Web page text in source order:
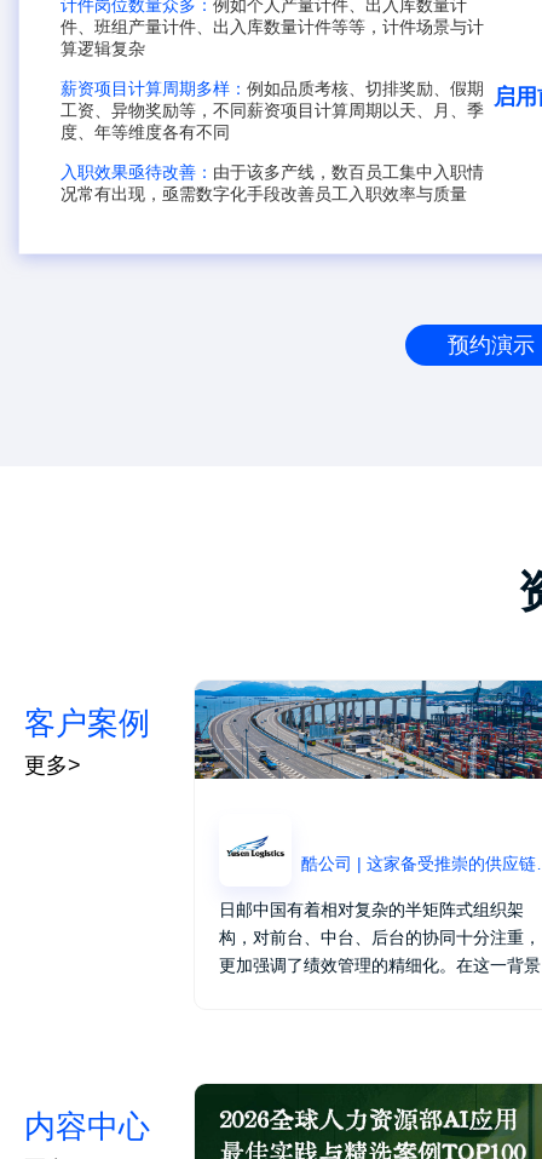
计件岗位数量众多： 例如个人产量计件、出入库数量计
件、班组产量计件、出入库数量计件等等，计件场景与计
算逻辑复杂
薪资项目计算周期多样： 例如品质考核、切排奖励、假期
工资、异物奖励等，不同薪资项目计算周期以天、月、季
度、年等维度各有不同
入职效果亟待改善： 由于该多产线，数百员工集中入职情
况常有出现，亟需数字化手段改善员工入职效率与质量
启
预约演示
客户案例
更多>
日邮中国有着相对复杂的半矩阵式组织架
构，对前台、中台、后台的协同十分注重，
更加强调了绩效管理的精细化。在这一背景
字化转型路上的“硬核队友”。
内容中心